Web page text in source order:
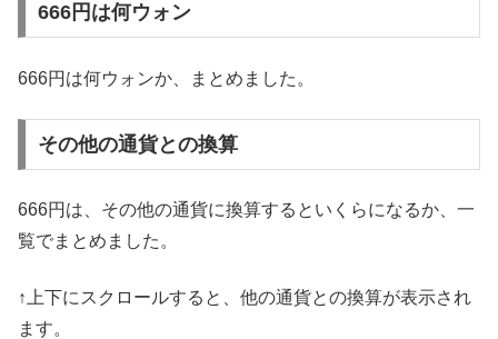
666円は何ウォン
666円は何ウォンか、まとめました。
その他の通貨との換算
666円は、その他の通貨に換算するといくらになるか、一
覧でまとめました。
↑上下にスクロールすると、他の通貨との換算が表示され
ます。